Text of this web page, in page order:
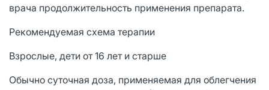
врача продолжительность применения препарата.
Рекомендуемая схема терапии
Взрослые, дети от 16 лет и старше
Обычно суточная доза, применяемая для облегчения